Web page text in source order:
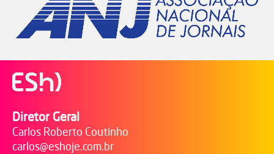
Diretor Geral
Carlos Roberto Coutinho
carlos@eshoje.com.br